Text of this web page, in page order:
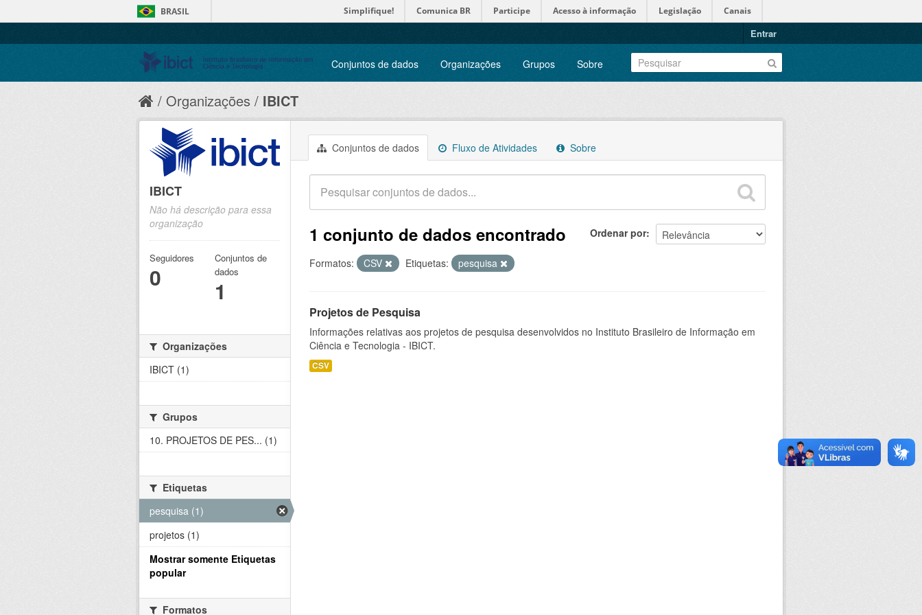
BRASIL Simplifique! Comunica BR Participe Acesso à informação Legislação Canais
Entrar
Conjuntos de dados Organizações Grupos Sobre
Organizações IBICT
Conjuntos de dados Fluxo de Atividades Sobre
Ordenar por
1 conjunto de dados encontrado
Formatos: CSV Etiquetas: pesquisa
Projetos de Pesquisa
Informações relativas aos projetos de pesquisa desenvolvidos no Instituto Brasileiro de Informação em
Ciência e Tecnologia - IBICT.
CSV
IBICT
Não há descrição para essa
organização
Seguidores
0
Conjuntos de
dados
1
Organizações
IBICT (1)
Grupos
10. PROJETOS DE PES... (1)
Etiquetas
pesquisa (1)
projetos (1)
Mostrar somente Etiquetas
popular
Formatos